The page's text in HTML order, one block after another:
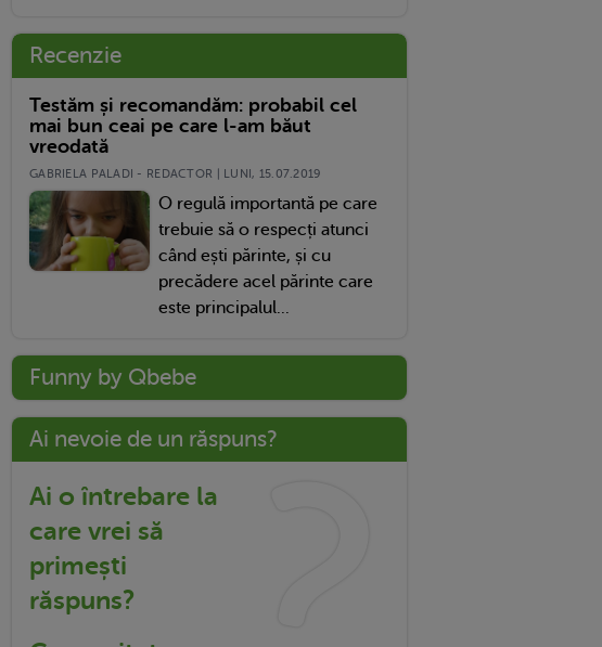
Recenzie
Testăm și recomandăm: probabil cel
mai bun ceai pe care l-am băut
vreodată
GABRIELA PALADI - REDACTOR | LUNI, 15.07.2019
O regulă importantă pe care
trebuie să o respecți atunci
când ești părinte, și cu
precădere acel părinte care
este principalul...
Funny by Qbebe
Ai nevoie de un răspuns?
Ai o întrebare la
care vrei să
primești
răspuns?